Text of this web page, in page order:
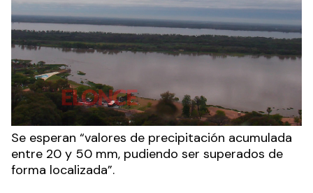
Se esperan “valores de precipitación acumulada
entre 20 y 50 mm, pudiendo ser superados de
forma localizada”.